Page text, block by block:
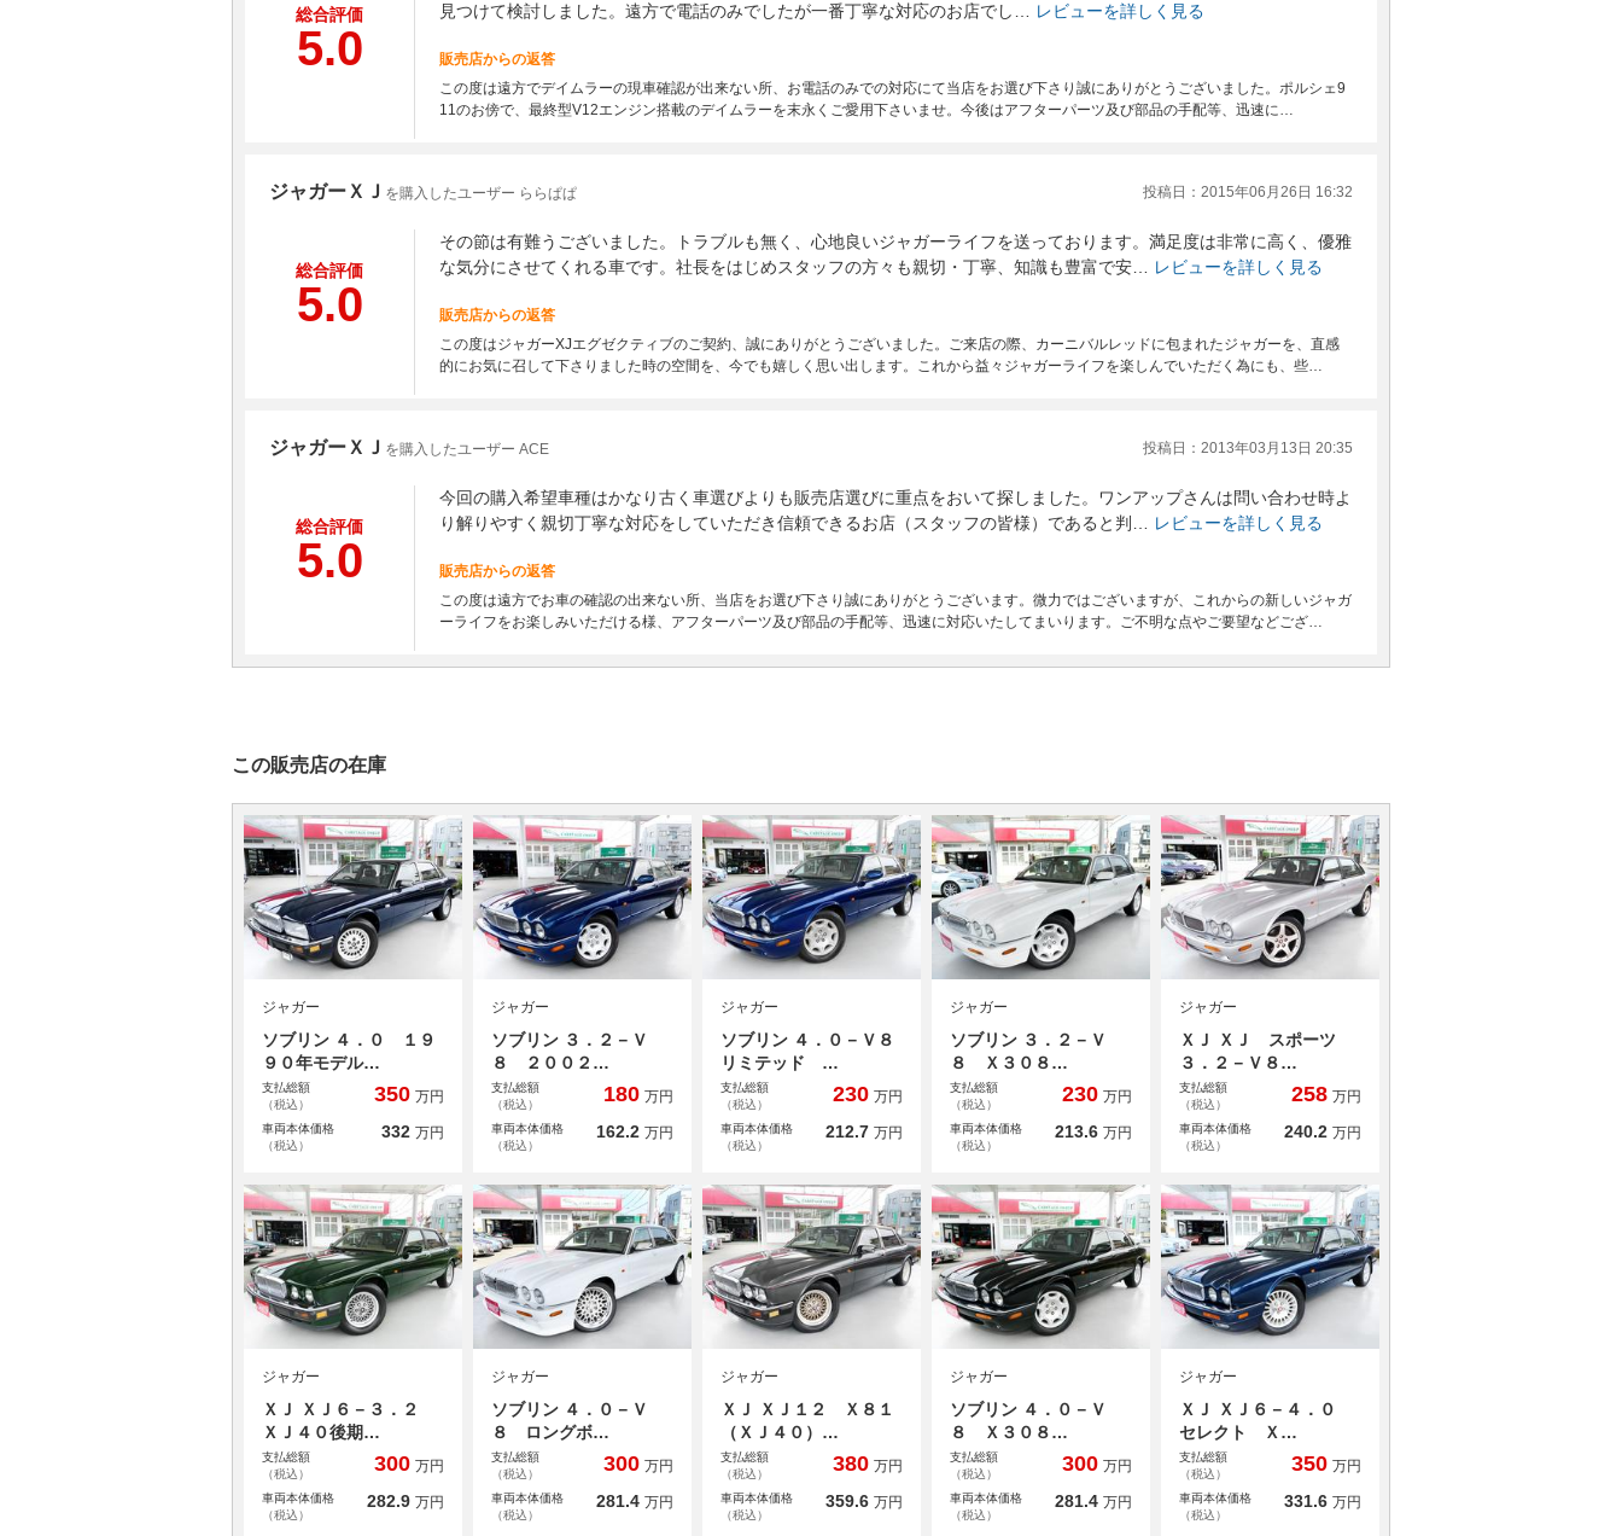
総合評価
5.0
見つけて検討しました。遠方で電話のみでしたが一番丁寧な対応のお店でし…
レビューを詳しく見る
販売店からの返答
この度は遠方でデイムラーの現車確認が出来ない所、お電話のみでの対応にて当店をお選び下さり誠にありがとうございました。ポルシェ9
11のお傍で、最終型V12エンジン搭載のデイムラーを末永くご愛用下さいませ。今後はアフターパーツ及び部品の手配等、迅速に…
ジャガーＸＪ を購入したユーザー ららぱぱ 投稿日：2015年06月26日 16:32
総合評価
5.0
その節は有難うございました。トラブルも無く、心地良いジャガーライフを送っております。満足度は非常に高く、優雅
な気分にさせてくれる車です。社長をはじめスタッフの方々も親切・丁寧、知識も豊富で安…
レビューを詳しく見る
販売店からの返答
この度はジャガーXJエグゼクティブのご契約、誠にありがとうございました。ご来店の際、カーニバルレッドに包まれたジャガーを、直感
的にお気に召して下さりました時の空間を、今でも嬉しく思い出します。これから益々ジャガーライフを楽しんでいただく為にも、些…
ジャガーＸＪ を購入したユーザー ACE 投稿日：2013年03月13日 20:35
総合評価
5.0
今回の購入希望車種はかなり古く車選びよりも販売店選びに重点をおいて探しました。ワンアップさんは問い合わせ時よ
り解りやすく親切丁寧な対応をしていただき信頼できるお店（スタッフの皆様）であると判…
レビューを詳しく見る
販売店からの返答
この度は遠方でお車の確認の出来ない所、当店をお選び下さり誠にありがとうございます。微力ではございますが、これからの新しいジャガ
ーライフをお楽しみいただける様、アフターパーツ及び部品の手配等、迅速に対応いたしてまいります。ご不明な点やご要望などござ…
この販売店の在庫
ジャガー
ソブリン ４．０ １９
９０年モデル…
支払総額
（税込）
350 万円
車両本体価格
（税込）
332 万円
ジャガー
ソブリン ３．２－Ｖ
８ ２００２…
支払総額
（税込）
180 万円
車両本体価格
（税込）
162.2 万円
ジャガー
ソブリン ４．０－Ｖ８
リミテッド …
支払総額
（税込）
230 万円
車両本体価格
（税込）
212.7 万円
ジャガー
ソブリン ３．２－Ｖ
８ Ｘ３０８…
支払総額
（税込）
230 万円
車両本体価格
（税込）
213.6 万円
ジャガー
ＸＪ ＸＪ スポーツ
３．２－Ｖ８…
支払総額
（税込）
258 万円
車両本体価格
（税込）
240.2 万円
ジャガー
ＸＪ ＸＪ６－３．２
ＸＪ４０後期…
支払総額
（税込）
300 万円
車両本体価格
（税込）
282.9 万円
ジャガー
ソブリン ４．０－Ｖ
８ ロングボ…
支払総額
（税込）
300 万円
車両本体価格
（税込）
281.4 万円
ジャガー
ＸＪ ＸＪ１２ Ｘ８１
（ＸＪ４０）…
支払総額
（税込）
380 万円
車両本体価格
（税込）
359.6 万円
ジャガー
ソブリン ４．０－Ｖ
８ Ｘ３０８…
支払総額
（税込）
300 万円
車両本体価格
（税込）
281.4 万円
ジャガー
ＸＪ ＸＪ６－４．０
セレクト Ｘ…
支払総額
（税込）
350 万円
車両本体価格
（税込）
331.6 万円